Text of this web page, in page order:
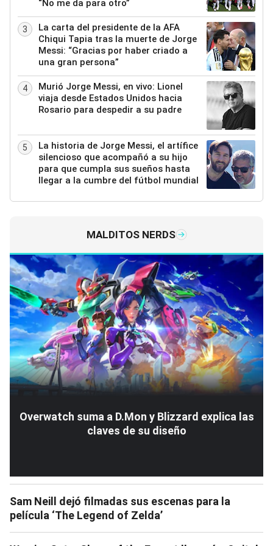
“No me da para otro”
3
La carta del presidente de la AFA
Chiqui Tapia tras la muerte de Jorge
Messi: “Gracias por haber criado a
una gran persona”
4
Murió Jorge Messi, en vivo: Lionel
viaja desde Estados Unidos hacia
Rosario para despedir a su padre
5
La historia de Jorge Messi, el artífice
silencioso que acompañó a su hijo
para que cumpla sus sueños hasta
llegar a la cumbre del fútbol mundial
MALDITOS NERDS
Overwatch suma a D.Mon y Blizzard explica las
claves de su diseño
Sam Neill dejó filmadas sus escenas para la
película ‘The Legend of Zelda’